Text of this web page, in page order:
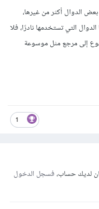
الدوال أكثر من غيرها،
التي تستخدمها نادرًا، فلا
إلى مرجع مثل موسوعة
1
لديك حساب،فسجل الدخول